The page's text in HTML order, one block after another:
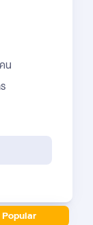
น
Popular